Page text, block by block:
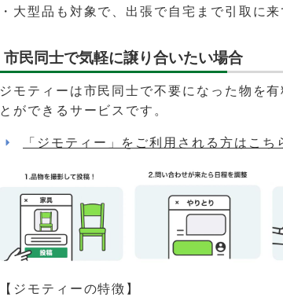
・大型品も対象で、出張で自宅まで引取に
市民同士で気軽に譲り合いたい場合
ジモティーは市民同士で不要になった物を
とができるサービスです。
「ジモティー」をご利用される方はこち
【ジモティーの特徴】